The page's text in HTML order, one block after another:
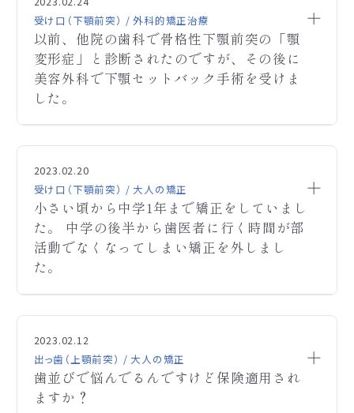
ださい。
A
ご連絡ありがとうございます。西田矯正歯科です。
お写真を拝見する限り、小臼歯4本の抜歯が必要で、
期間は2.5年程度です。
その後保定期間は必要です。
お顔の輪郭に関しましては、アゴが小さいのでどこま
で整えられるかは不明です。
正確なことはお口の中を拝見させていただいた上
で、詳しい治療方針をお話しさせていただけますでし
当院の費用に関しましては、HPをご参照下さい。
ご予約は都合の良いお時間を電話にてお取りくださ
るようにお願いいたします。 相談時間は、30～40分
程度で、費用として￥2,000頂戴しております。
お手数ですが、よろしくお願いします。
うえで、詳しい治療方針をお聞きください。
受診は顎変形症取り扱いの医療機関にてお話をお聞
きください。
顎変形症と診断されれば外科手術も含めて保健適
応になります。
A
ご連絡ありがとうございます。西田矯正歯科です。
お手数ですが、よろしくお願いします。
受け口（下顎前突） / 外科的矯正治療
以前、他院の歯科で骨格性下顎前突の「顎
変形症」と診断されたのですが、その後に
美容外科で下顎セットバック手術を受けま
した。
以前、他院の歯科で骨格性下顎前突の「顎変形症」と
診断されたのですが、その後に美容外科で下顎セッ
トバック手術を受けました。
それでも尚、下顎の突出感が残った状態で悩んでお
ります。
セットバック手術を受けてしまうと、保険適用の顎変
A
ご連絡ありがとうございます。西田矯正歯科です。
2023.02.20
受け口（下顎前突） / 大人の矯正
小さい頃から中学1年まで矯正をしていまし
た。 中学の後半から歯医者に行く時間が部
活動でなくなってしまい矯正を外しまし
た。
小さい頃から中学1年まで矯正をしていました。
中学の後半から歯医者に行く時間が部活動でなくな
ってしまい矯正を外しました。
今年21歳になります。
再び矯正を始めたいと思いました。
2023.02.12
出っ歯（上顎前突） / 大人の矯正
歯並びで悩んでるんですけど保険適用され
ますか？